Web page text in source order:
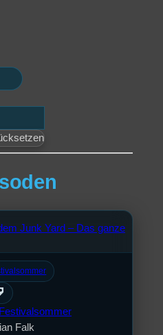
Falk